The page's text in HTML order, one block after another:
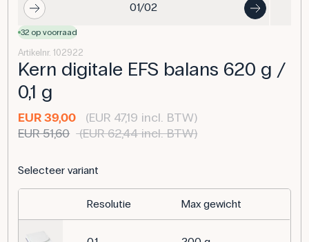
01/02
32 op voorraad
Artikelnr. 102922
Kern digitale EFS balans 620 g /
0,1 g
EUR 39,00
(EUR 47,19 incl. BTW)
EUR 51,60 (EUR 62,44 incl. BTW)
Selecteer variant
Resolutie Max gewicht